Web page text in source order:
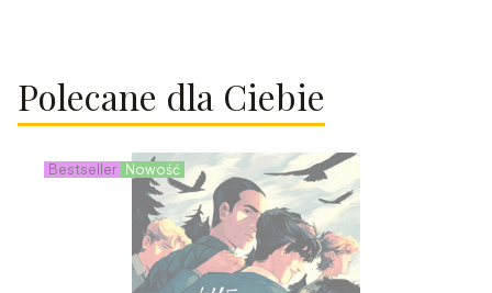
Polecane dla Ciebie
Bestseller Nowość